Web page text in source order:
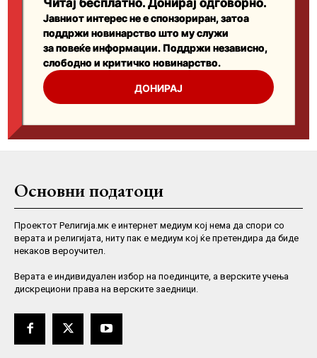
Основни податоци
Проектот Религија.мк е интернет медиум кој нема да спори со
верата и религијата, ниту пак е медиум кој ќе претендира да биде
некаков вероучител.
Верaта е индивидуален избор на поединците, а верските учења
дискрециони права на верските заедници.